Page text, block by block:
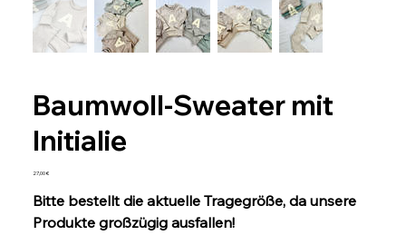
Baumwoll-Sweater mit
Initialie
Preis
27,00 €
Bitte bestellt die aktuelle Tragegröße, da unsere
Produkte großzügig ausfallen!